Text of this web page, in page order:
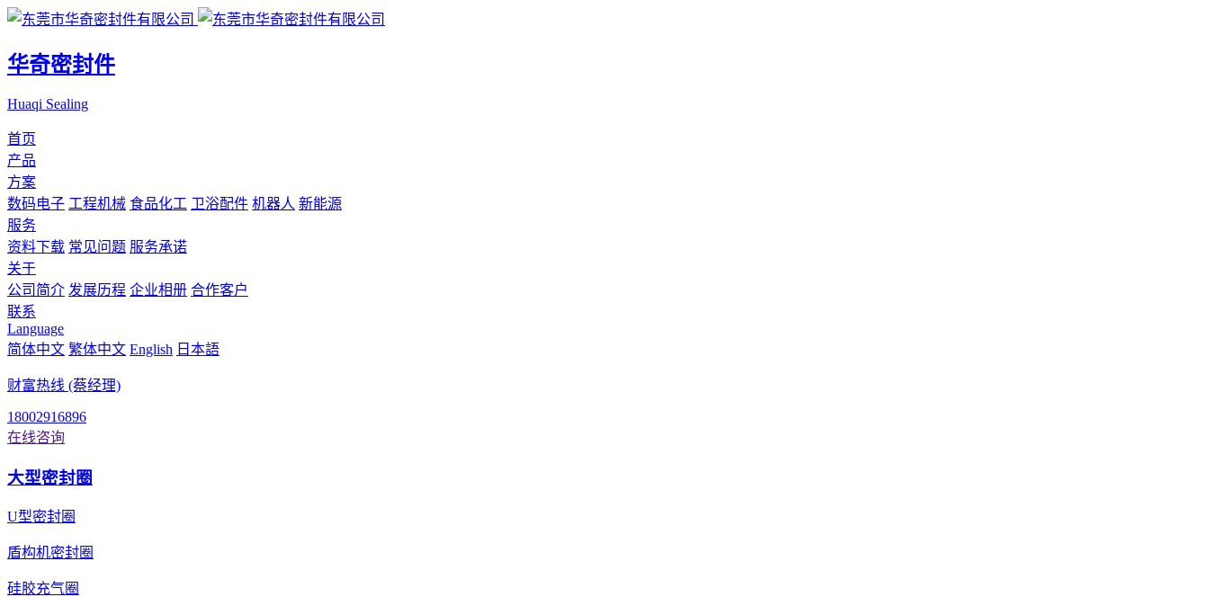
华奇密封件
Huaqi Sealing
首页
产品
方案
数码电子 工程机械 食品化工 卫浴配件 机器人 新能源
服务
资料下载 常见问题 服务承诺
关于
公司简介 发展历程 企业相册 合作客户
联系
Language
简体中文 繁体中文 English 日本語
财富热线 (蔡经理)
18002916896
在线咨询
大型密封圈
U型密封圈
盾构机密封圈
硅胶充气圈